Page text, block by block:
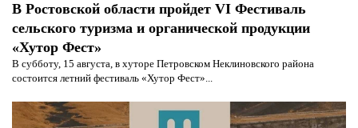
В Ростовской области пройдет VI Фестиваль
сельского туризма и органической продукции
«Хутор Фест»
В субботу, 15 августа, в хуторе Петровском Неклиновского района
состоится летний фестиваль «Хутор Фест»...